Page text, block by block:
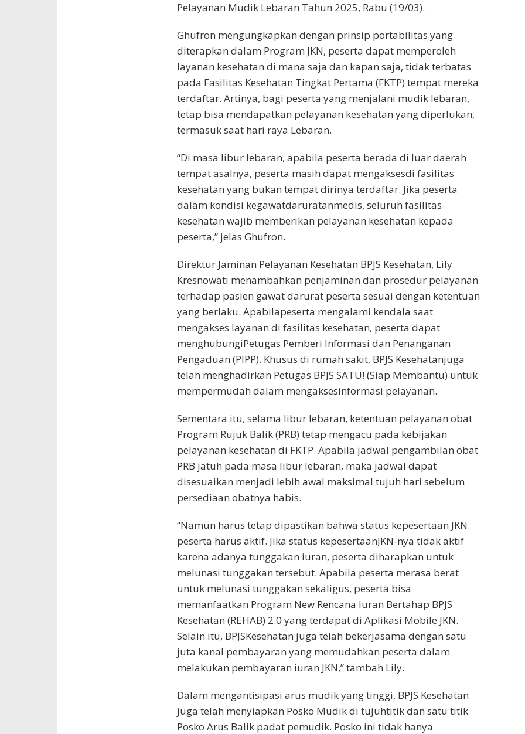
Pelayanan Mudik Lebaran Tahun 2025, Rabu (19/03).
Ghufron mengungkapkan dengan prinsip portabilitas yang
diterapkan dalam Program JKN, peserta dapat memperoleh
layanan kesehatan di mana saja dan kapan saja, tidak terbatas
pada Fasilitas Kesehatan Tingkat Pertama (FKTP) tempat mereka
terdaftar. Artinya, bagi peserta yang menjalani mudik lebaran,
tetap bisa mendapatkan pelayanan kesehatan yang diperlukan,
termasuk saat hari raya Lebaran.
“Di masa libur lebaran, apabila peserta berada di luar daerah
tempat asalnya, peserta masih dapat mengaksesdi fasilitas
kesehatan yang bukan tempat dirinya terdaftar. Jika peserta
dalam kondisi kegawatdaruratanmedis, seluruh fasilitas
kesehatan wajib memberikan pelayanan kesehatan kepada
peserta,” jelas Ghufron.
Direktur Jaminan Pelayanan Kesehatan BPJS Kesehatan, Lily
Kresnowati menambahkan penjaminan dan prosedur pelayanan
terhadap pasien gawat darurat peserta sesuai dengan ketentuan
yang berlaku. Apabilapeserta mengalami kendala saat
mengakses layanan di fasilitas kesehatan, peserta dapat
menghubungiPetugas Pemberi Informasi dan Penanganan
Pengaduan (PIPP). Khusus di rumah sakit, BPJS Kesehatanjuga
telah menghadirkan Petugas BPJS SATU! (Siap Membantu) untuk
mempermudah dalam mengaksesinformasi pelayanan.
Sementara itu, selama libur lebaran, ketentuan pelayanan obat
Program Rujuk Balik (PRB) tetap mengacu pada kebijakan
pelayanan kesehatan di FKTP. Apabila jadwal pengambilan obat
PRB jatuh pada masa libur lebaran, maka jadwal dapat
disesuaikan menjadi lebih awal maksimal tujuh hari sebelum
persediaan obatnya habis.
“Namun harus tetap dipastikan bahwa status kepesertaan JKN
peserta harus aktif. Jika status kepesertaanJKN-nya tidak aktif
karena adanya tunggakan iuran, peserta diharapkan untuk
melunasi tunggakan tersebut. Apabila peserta merasa berat
untuk melunasi tunggakan sekaligus, peserta bisa
memanfaatkan Program New Rencana Iuran Bertahap BPJS
Kesehatan (REHAB) 2.0 yang terdapat di Aplikasi Mobile JKN.
Selain itu, BPJSKesehatan juga telah bekerjasama dengan satu
juta kanal pembayaran yang memudahkan peserta dalam
melakukan pembayaran iuran JKN,” tambah Lily.
Dalam mengantisipasi arus mudik yang tinggi, BPJS Kesehatan
juga telah menyiapkan Posko Mudik di tujuhtitik dan satu titik
Posko Arus Balik padat pemudik. Posko ini tidak hanya